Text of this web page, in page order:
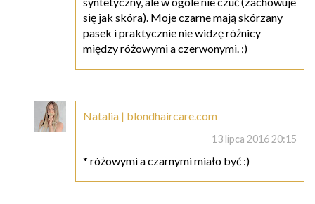
się jak skóra). Moje czarne mają skórzany
pasek i praktycznie nie widzę różnicy
między różowymi a czerwonymi. :)
Natalia | blondhaircare.com
13 lipca 2016 20:15
* różowymi a czarnymi miało być :)